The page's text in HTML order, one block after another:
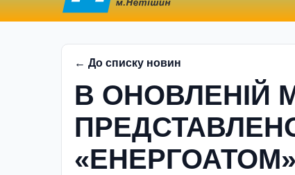
← До списку новин
В ОНОВЛЕНІЙ
«ЕНЕРГОАТОМ»